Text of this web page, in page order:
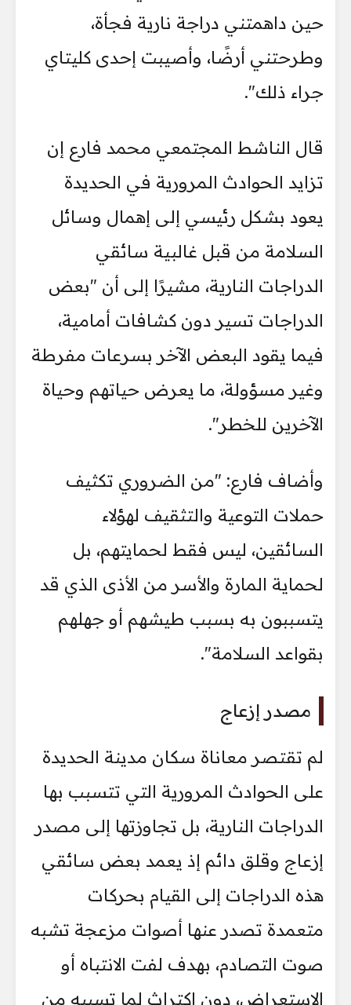
حين داهمتني دراجة نارية فجأة،
وطرحتني أرضًا، وأصيبت إحدى كليتاي
جراء ذلك".
قال الناشط المجتمعي محمد فارع إن
تزايد الحوادث المرورية في الحديدة
يعود بشكل رئيسي إلى إهمال وسائل
السلامة من قبل غالبية سائقي
الدراجات النارية، مشيرًا إلى أن "بعض
الدراجات تسير دون كشافات أمامية،
فيما يقود البعض الآخر بسرعات مفرطة
وغير مسؤولة، ما يعرض حياتهم وحياة
الآخرين للخطر".
وأضاف فارع: "من الضروري تكثيف
حملات التوعية والتثقيف لهؤلاء
السائقين، ليس فقط لحمايتهم، بل
لحماية المارة والأسر من الأذى الذي قد
يتسببون به بسبب طيشهم أو جهلهم
بقواعد السلامة".
مصدر إزعاج
لم تقتصر معاناة سكان مدينة الحديدة
على الحوادث المرورية التي تتسبب بها
الدراجات النارية، بل تجاوزتها إلى مصدر
إزعاج وقلق دائم إذ يعمد بعض سائقي
هذه الدراجات إلى القيام بحركات
متعمدة تصدر عنها أصوات مزعجة تشبه
صوت التصادم، بهدف لفت الانتباه أو
الاستعراض، دون اكتراث لما تسببه من